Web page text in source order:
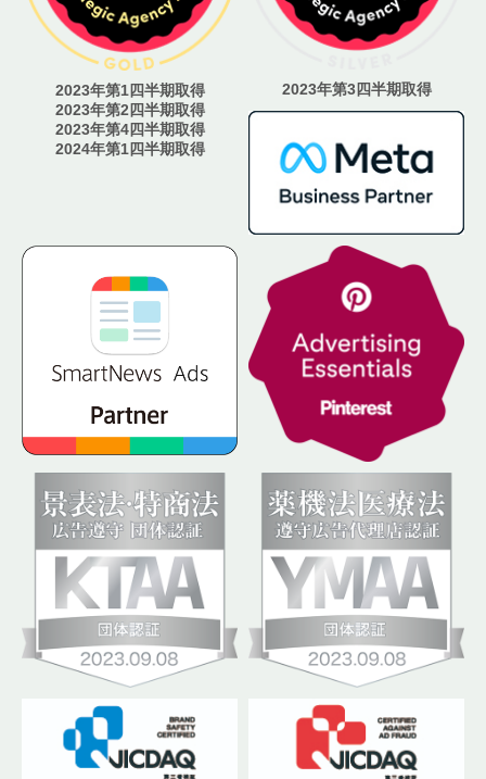
2023年第1四半期取得
2023年第2四半期取得
2023年第4四半期取得
2024年第1四半期取得
2023年第3四半期取得